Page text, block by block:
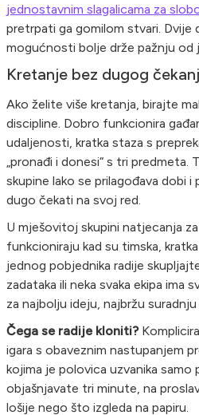
jednostavnim slagalicama za
pretrpati ga gomilom stvari. Dvije
mogućnosti bolje drže pažnju od
Kretanje bez dugog
Ako želite više kretanja, birajte
discipline. Dobro funkcionira
udaljenosti, kratka staza s
„pronađi i donesi“ s tri predmeta.
skupine lako se prilagođava dobi
dugo čekati na svoj red.
U mješovitoj skupini natjecanja
funkcioniraju kad su timska,
jednog pobjednika radije
zadataka ili neka svaka ekipa ima
za najbolju ideju, najbržu
Čega se radije kloniti?
igara s obaveznim nastupanjem
kojima je polovica uzvanika samo
objašnjavate tri minute, na
lošije nego što izgleda na papiru.